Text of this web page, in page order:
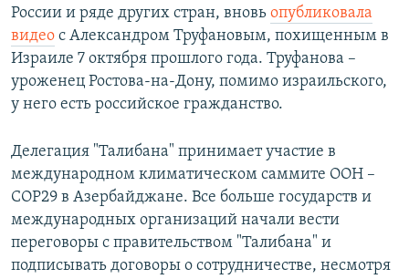
России и ряде других стран, вновь опубликовала
видео с Александром Труфановым, похищенным в
Израиле 7 октября прошлого года. Труфанова –
уроженец Ростова-на-Дону, помимо израильского,
у него есть российское гражданство.
Делегация "Талибана" принимает участие в
международном климатическом саммите ООН –
COP29 в Азербайджане. Все больше государств и
международных организаций начали вести
переговоры с правительством "Талибана" и
подписывать договоры о сотрудничестве, несмотря